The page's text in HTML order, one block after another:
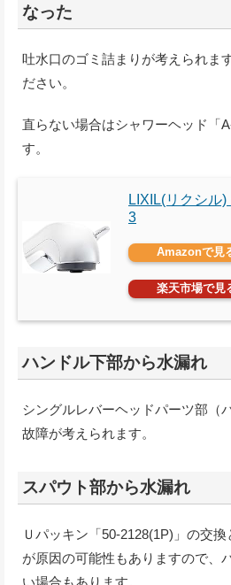
なった
吐水口のゴミ詰まりが考えられま
ださい。
直らない場合はシャワーヘッド「
す。
LIXIL(リクシル
3
Amazonで見
楽天市場で見
ハンドル下部から水漏れ
シングルレバーヘッドパーツ部（
故障が考えられます。
スパウト部から水漏れ
Ｕパッキン「50-2128(1P)」の交
が原因の可能性もありますので、